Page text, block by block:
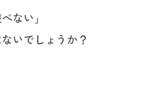
ない」
いでしょうか？